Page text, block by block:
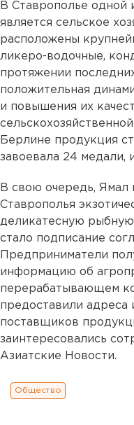
В Ставрополье одной
является сельское
расположены
ликеро-водочные,
протяжении
положительная
и повышения их
Берлине продукция
завоевала 24 медали,
В свою очередь,
Ставрополья
деликатесную
стало подписание
Предприниматели
информацию об
перерабатывающем
предоставили адреса
поставщиков
заинтересовались
Азиатские Новости.
Общество